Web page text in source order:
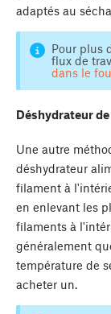
adaptés au
Pour plus
flux de
dans le
Déshydrateur
Une autre
déshydrateur
filament à
en enlevant les
filaments à
généralement
température de
acheter un.